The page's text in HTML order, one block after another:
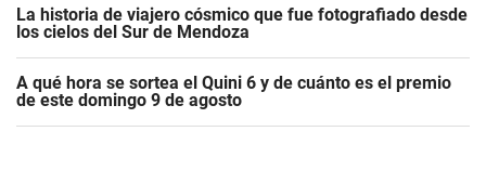
La historia de viajero cósmico que fue fotografiado desde
los cielos del Sur de Mendoza
A qué hora se sortea el Quini 6 y de cuánto es el premio
de este domingo 9 de agosto